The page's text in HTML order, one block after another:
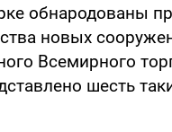
обнародованы
новых
Всемирного
шесть